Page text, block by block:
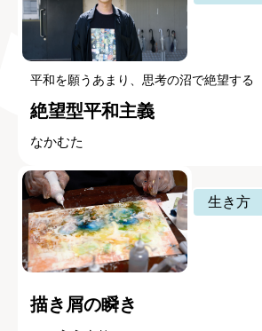
平和を願うあまり、思考の沼で絶望する
絶望型平和主義
なかむた
生き方
描き屑の瞬き